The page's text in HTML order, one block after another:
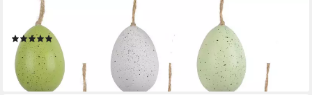
Osterei, Ostereier zum Aufhängen mit Sprenkeln 20er Set
bruchfest Grün / Weiß
(1)
5,99 €
(0,30 €/ 1 Stk)
lieferbar - in 3-4 Werktagen bei dir